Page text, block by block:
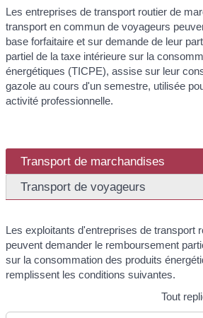
Les entreprises de transport routier de
transport en commun de voyageurs
base forfaitaire et sur demande de leur
partiel de la taxe intérieure sur la
énergétiques (TICPE), assise sur leur
gazole au cours d'un semestre, utilisée
activité professionnelle.
Transport de marchandises
Transport de voyageurs
Les exploitants d'entreprises de transport
peuvent demander le remboursement
sur la consommation des produits
remplissent les conditions suivantes.
Tout